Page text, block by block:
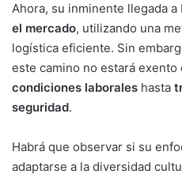
Ahora, su inminente llegada a
el mercado, utilizando una
logística eficiente. Sin
este camino no estará exento
condiciones laborales hasta
seguridad.
Habrá que observar si su
adaptarse a la diversidad